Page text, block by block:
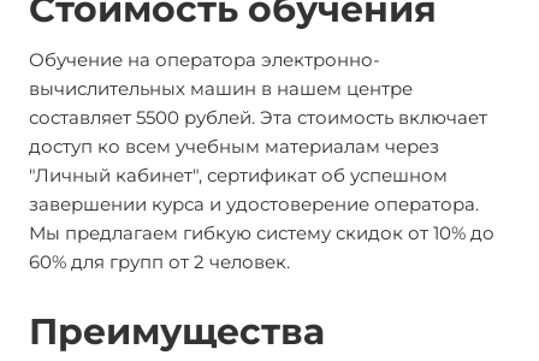
Стоимость обучения
Обучение на оператора электронно-
вычислительных машин в нашем центре
составляет 5500 рублей. Эта стоимость включает
доступ ко всем учебным материалам через
"Личный кабинет", сертификат об успешном
завершении курса и удостоверение оператора.
Мы предлагаем гибкую систему скидок от 10% до
60% для групп от 2 человек.
Преимущества